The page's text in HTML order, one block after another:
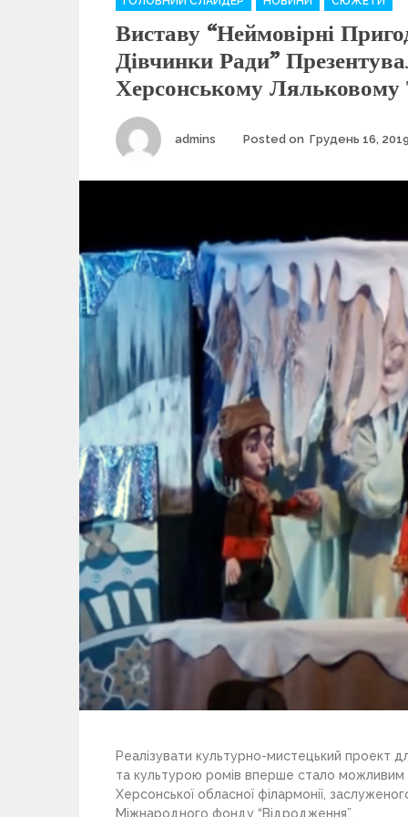
a
e
g
o
i
e
Виставу “Неймовірні
Дівчинки Ради”
Херсонському Ляльковому
Author
admins Posted on Грудень 16, 2019
Реалізувати культурно-мистецький проект
та культурою ромів вперше стало
Херсонської обласної філармонії,
Міжнародного фонду “Відродження”.